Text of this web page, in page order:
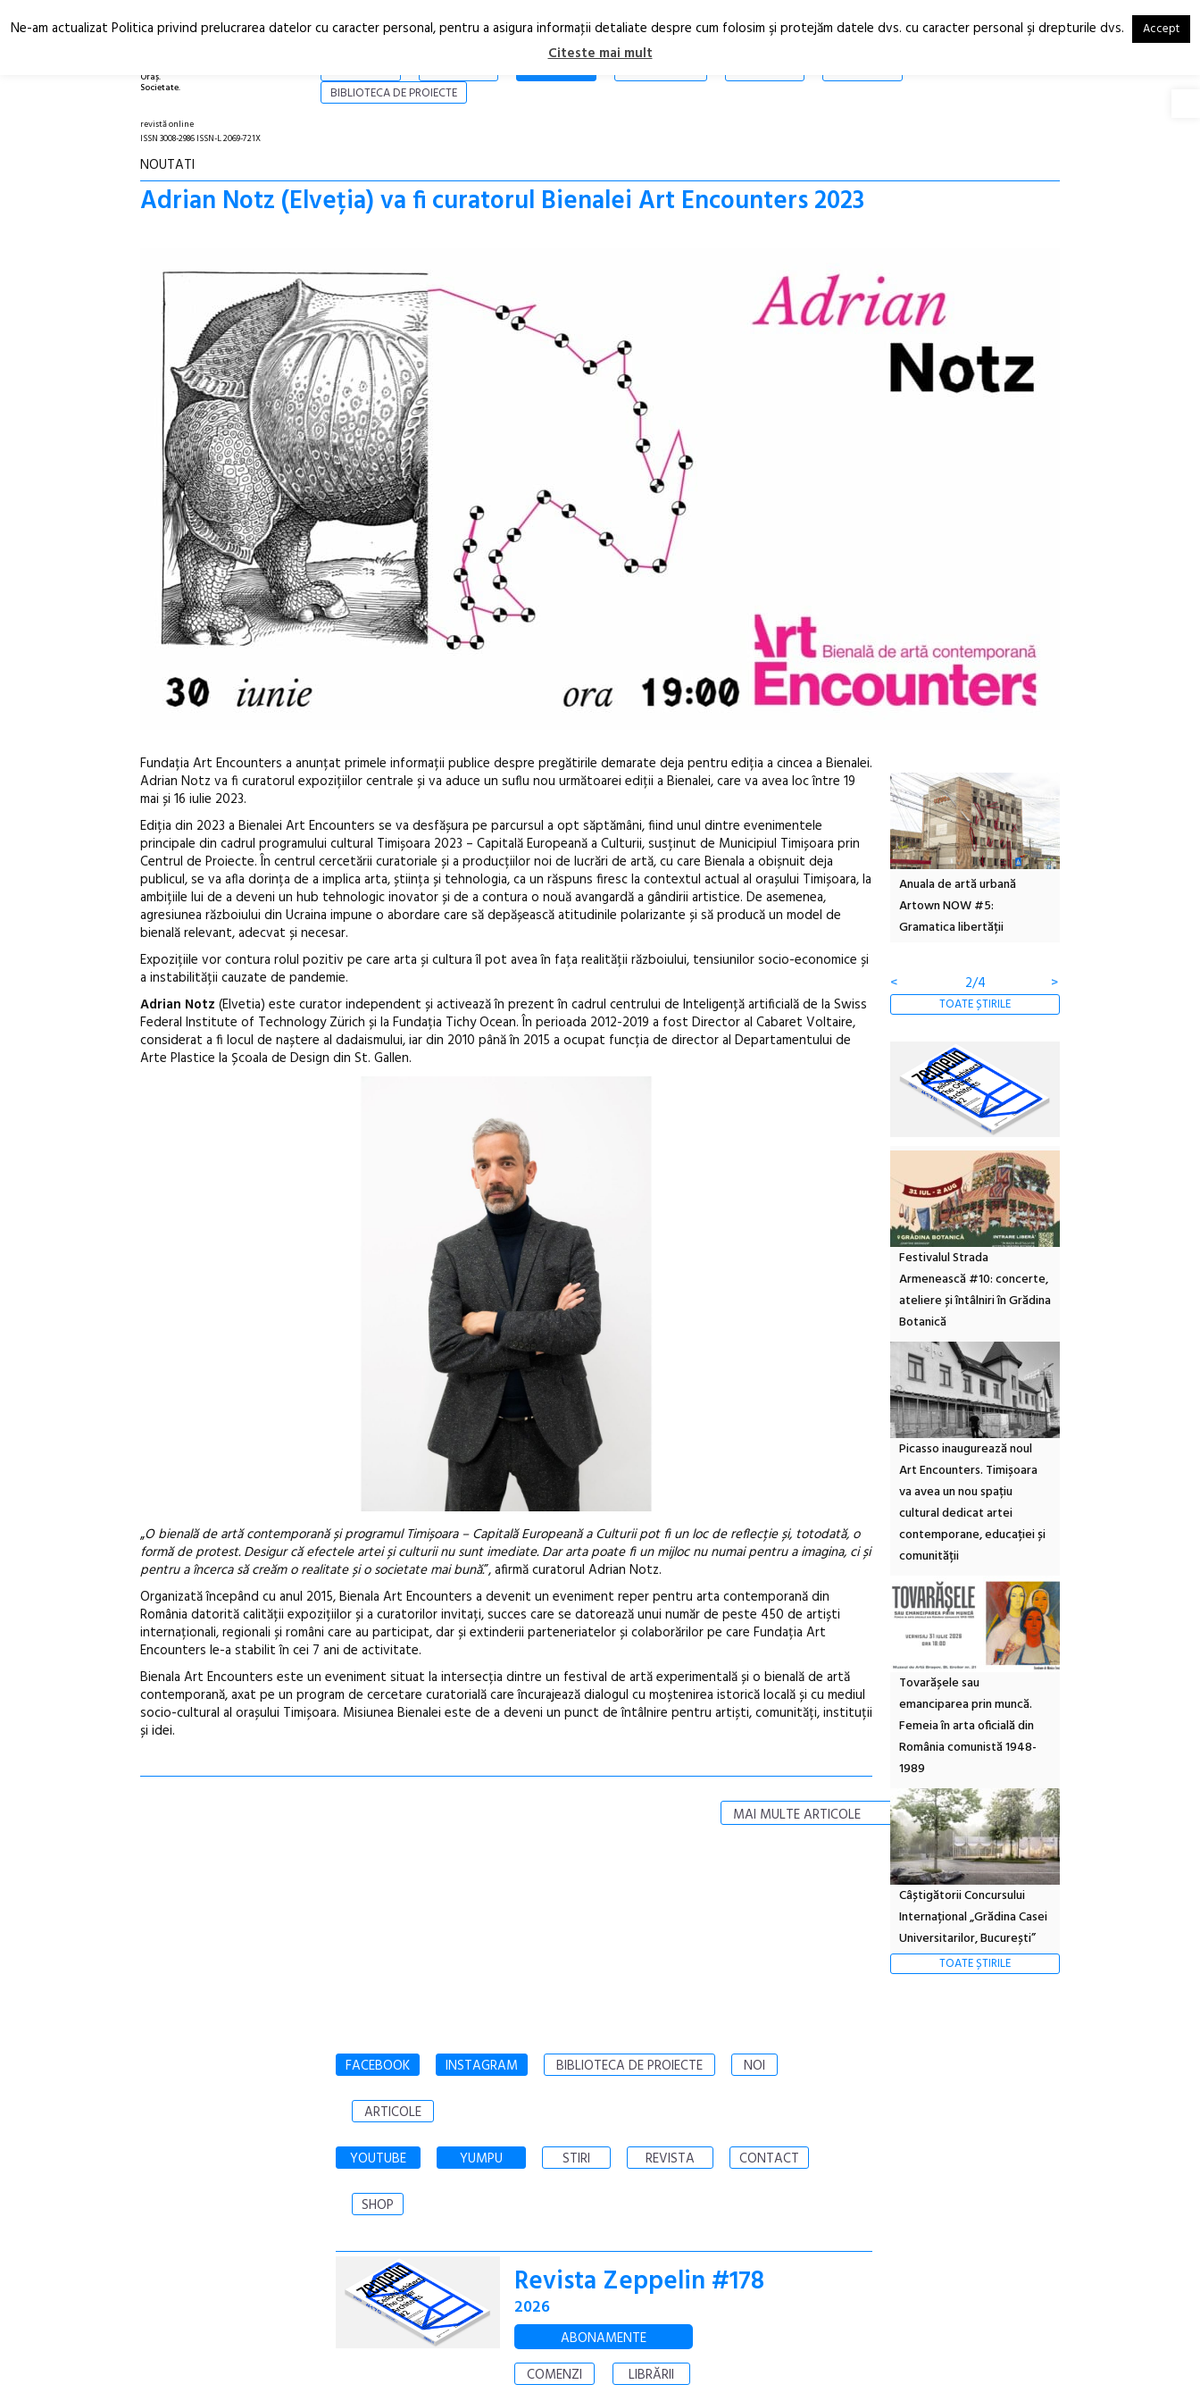
Oraș.
Societate.
RO
EN
STIRI
BIBLIOTECA DE PROIECTE
revistă online
ISSN 3008-2986 ISSN-L 2069-721X
NOUTATI
Adrian Notz (Elveția) va fi curatorul Bienalei Art Encounters 2023
Fundația Art Encounters a anunțat primele informații publice despre pregătirile demarate deja pentru ediția a cincea a Bienalei.
Adrian Notz va fi curatorul expozițiilor centrale și va aduce un suflu nou următoarei ediții a Bienalei, care va avea loc între 19
mai și 16 iulie 2023.
Ediția din 2023 a Bienalei Art Encounters se va desfășura pe parcursul a opt săptămâni, fiind unul dintre evenimentele
principale din cadrul programului cultural Timișoara 2023 – Capitală Europeană a Culturii, susținut de Municipiul Timișoara prin
Centrul de Proiecte. În centrul cercetării curatoriale și a producțiilor noi de lucrări de artă, cu care Bienala a obișnuit deja
publicul, se va afla dorința de a implica arta, știința și tehnologia, ca un răspuns firesc la contextul actual al orașului Timișoara, la
ambițiile lui de a deveni un hub tehnologic inovator și de a contura o nouă avangardă a gândirii artistice. De asemenea,
agresiunea războiului din Ucraina impune o abordare care să depășească atitudinile polarizante și să producă un model de
bienală relevant, adecvat și necesar.
Expozițiile vor contura rolul pozitiv pe care arta și cultura îl pot avea în fața realității războiului, tensiunilor socio-economice și
a instabilității cauzate de pandemie.
Adrian Notz (Elvetia) este curator independent și activează în prezent în cadrul centrului de Inteligență artificială de la Swiss
Federal Institute of Technology Zürich și la Fundația Tichy Ocean. În perioada 2012-2019 a fost Director al Cabaret Voltaire,
considerat a fi locul de naștere al dadaismului, iar din 2010 până în 2015 a ocupat funcția de director al Departamentului de
Arte Plastice la Școala de Design din St. Gallen.
„O bienală de artă contemporană și programul Timișoara – Capitală Europeană a Culturii pot fi un loc de reflecție și, totodată, o
formă de protest. Desigur că efectele artei și culturii nu sunt imediate. Dar arta poate fi un mijloc nu numai pentru a imagina, ci și
pentru a încerca să creăm o realitate și o societate mai bună.”, afirmă curatorul Adrian Notz.
Organizată începând cu anul 2015, Bienala Art Encounters a devenit un eveniment reper pentru arta contemporană din
România datorită calității expozițiilor și a curatorilor invitați, succes care se datorează unui număr de peste 450 de artiști
internaționali, regionali și români care au participat, dar și extinderii parteneriatelor și colaborărilor pe care Fundația Art
Encounters le-a stabilit în cei 7 ani de activitate.
Bienala Art Encounters este un eveniment situat la intersecția dintre un festival de artă experimentală și o bienală de artă
contemporană, axat pe un program de cercetare curatorială care încurajează dialogul cu moștenirea istorică locală și cu mediul
socio-cultural al orașului Timișoara. Misiunea Bienalei este de a deveni un punct de întâlnire pentru artiști, comunități, instituții
și idei.
MAI MULTE ARTICOLE
Open Call – Local Design
Awards 2026
Anuala de artă urbană
Artown NOW #5:
Gramatica libertății
< 2/4 >
TOATE ȘTIRILE
Festivalul Strada
Armenească #10: concerte,
ateliere și întâlniri în Grădina
Botanică
Picasso inaugurează noul
Art Encounters. Timișoara
va avea un nou spațiu
cultural dedicat artei
contemporane, educației și
comunității
Tovarășele sau
emanciparea prin muncă.
Femeia în arta oficială din
România comunistă 1948-
1989
Câștigătorii Concursului
Internațional „Grădina Casei
Universitarilor, București”
TOATE ȘTIRILE
FACEBOOK INSTAGRAM BIBLIOTECA DE PROIECTE NOI
ARTICOLE
YOUTUBE YUMPU STIRI REVISTA CONTACT
SHOP
Revista Zeppelin #178
2026
ABONAMENTE
COMENZI
LIBRĂRII
Ne-am actualizat Politica privind prelucrarea datelor cu caracter personal, pentru a asigura informaţii detaliate despre cum folosim şi protejăm datele dvs. cu caracter personal şi drepturile dvs. Accept
Citeste mai mult